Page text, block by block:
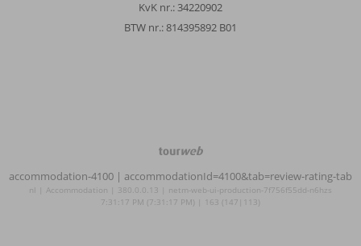
KvK nr.: 34220902
BTW nr.: 814395892 B01
TourWeb
©
NetMatch
accommodation-4100 | accommodationId=4100&tab=review-rating-tab
nl | Accommodation | 380.0.0.13 | netm-web-ui-production-7f756f55dd-n6hzs
7:31:17 PM (7:31:17 PM) | 163 (147|113)